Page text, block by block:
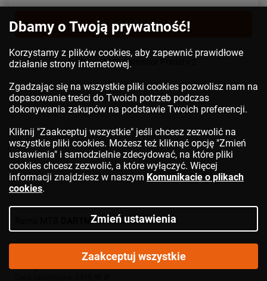
DO KOSZYKA
DARTMOORPrimal v.2
Dbamy o Twoją prywatność!
Korzystamy z plików cookies, aby zapewnić prawidłowe
działanie strony internetowej.
Zgadzając się na wszystkie pliki cookies pozwolisz nam na
dopasowanie treści do Twoich potrzeb podczas
dokonywania zakupów na podstawie Twoich preferencji.
Kliknij "Zaakceptuj wszystkie" jeśli chcesz zezwolić na
wszystkie pliki cookies. Możesz też kliknąć opcję "Zmień
ustawienia" i samodzielnie zdecydować, na które pliki
cookies chcesz zezwolić, a które wyłączyć. Więcej
informacji znajdziesz w naszym Komunikacie o plikach
cookies.
Zmień ustawienia
Zaakceptuj wszystkie